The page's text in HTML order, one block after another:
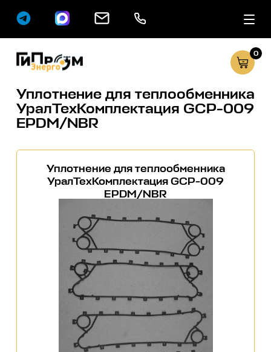
Сервисные
0
Уплотнение для теплообменника
УралТехКомплектация GCP-009
EPDM/NBR
Уплотнение для теплообменника
УралТехКомплектация GCP-009
EPDM/NBR